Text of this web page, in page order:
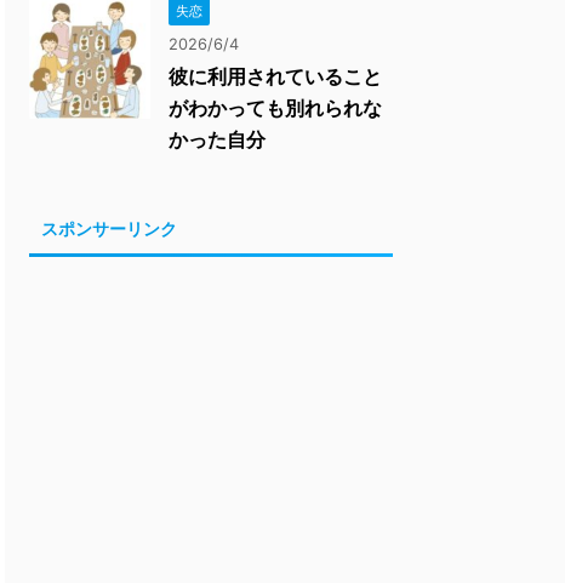
失恋
2026/6/4
彼に利用されていること
がわかっても別れられな
かった自分
スポンサーリンク